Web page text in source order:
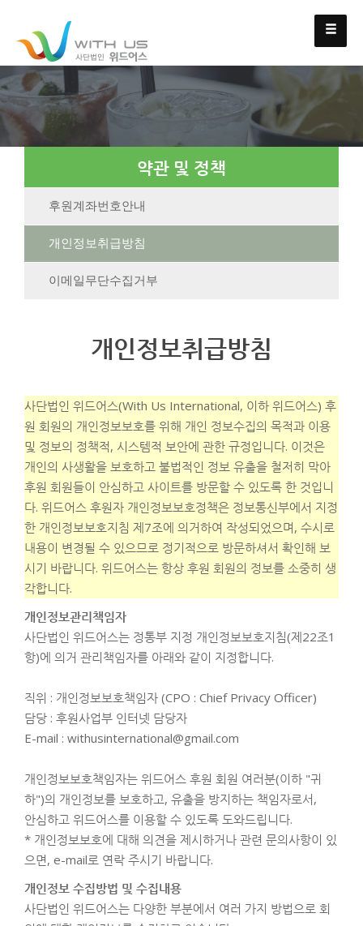
약관 및 정책
후원계좌번호안내
개인정보취급방침
이메일무단수집거부
개인정보취급방침
사단법인 위드어스(With Us International, 이하 위드어스) 후
원 회원의 개인정보보호를 위해 개인 정보수집의 목적과 이용
및 정보의 정책적, 시스템적 보안에 관한 규정입니다. 이것은
개인의 사생활을 보호하고 불법적인 정보 유출을 철저히 막아
후원 회원들이 안심하고 사이트를 방문할 수 있도록 한 것입니
다. 위드어스 후원자 개인정보보호정책은 정보통신부에서 지정
한 개인정보보호지침 제7조에 의거하여 작성되었으며, 수시로
내용이 변경될 수 있으므로 정기적으로 방문하셔서 확인해 보
시기 바랍니다. 위드어스는 항상 후원 회원의 정보를 소중히 생
각합니다.
개인정보관리책임자
사단법인 위드어스는 정통부 지정 개인정보보호지침(제22조1
항)에 의거 관리책임자를 아래와 같이 지정합니다.
직위 : 개인정보보호책임자 (CPO : Chief Privacy Officer)
담당 : 후원사업부 인터넷 담당자
E-mail : withusinternational@gmail.com
개인정보보호책임자는 위드어스 후원 회원 여러분(이하 "귀
하")의 개인정보를 보호하고, 유출을 방지하는 책임자로서,
안심하고 위드어스를 이용할 수 있도록 도와드립니다.
* 개인정보보호에 대해 의견을 제시하거나 관련 문의사항이 있
으면, e-mail로 연락 주시기 바랍니다.
개인정보 수집방법 및 수집내용
사단법인 위드어스는 다양한 부분에서 여러 가지 방법으로 회